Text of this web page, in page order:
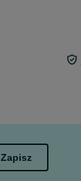
Zapisz